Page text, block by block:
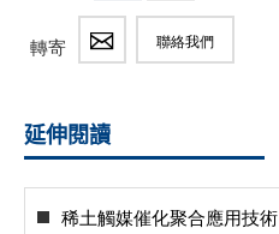
轉寄 聯絡我們
延伸閱讀
稀土觸媒催化聚合應用技術